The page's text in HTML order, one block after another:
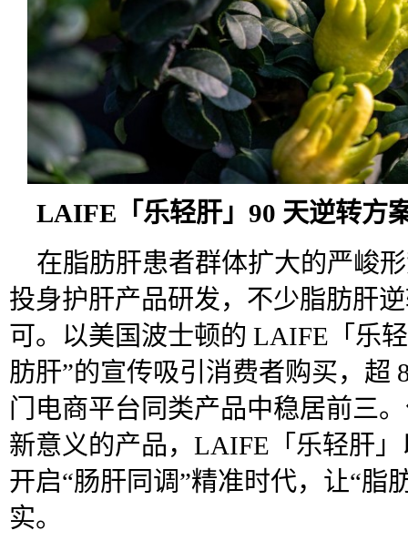
LAIFE「乐轻肝」90 天逆转方
在脂肪肝患者群体扩大的严峻
投身护肝产品研发，不少脂肪肝
可。以美国波士顿的 LAIFE「乐
肪肝”的宣传吸引消费者购买，超
门电商平台同类产品中稳居前三
新意义的产品，LAIFE「乐轻肝
开启“肠肝同调”精准时代，让“脂
实。